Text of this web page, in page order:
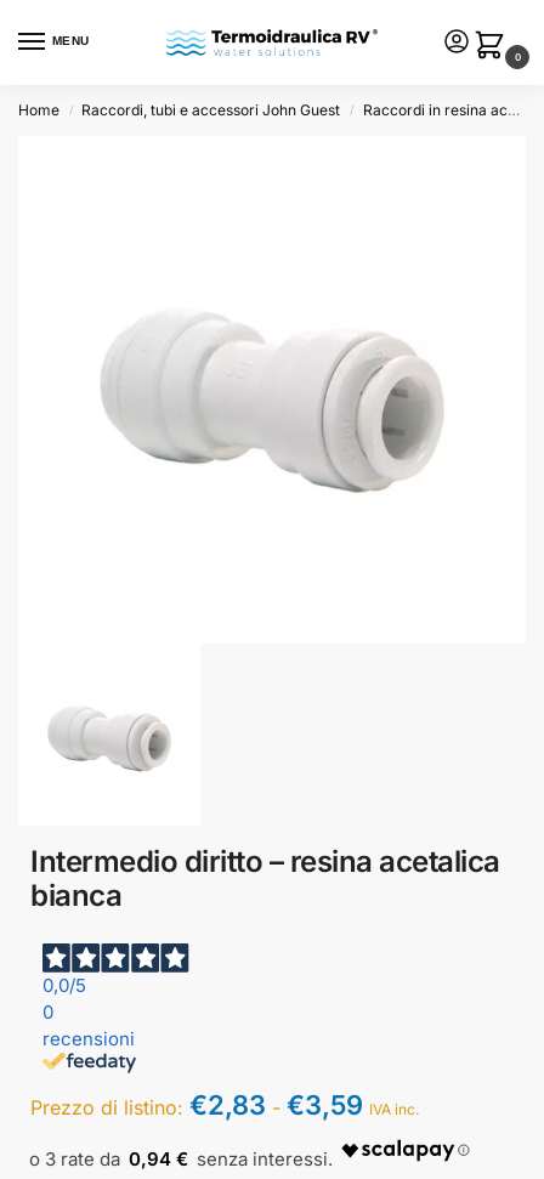
MENU
0
Home / Raccordi, tubi e accessori John Guest / Raccordi in resina acetalica bianca
Intermedio diritto – resina acetalica
bianca
0,0/5
0
recensioni
Prezzo di listino: €2,83 - €3,59 IVA inc.
0,94 €